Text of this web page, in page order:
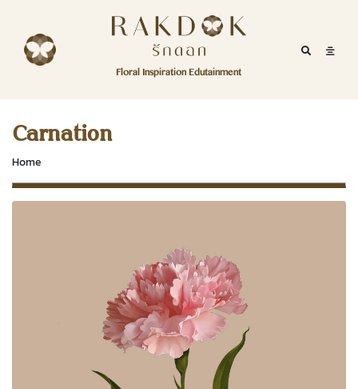
RakDok (รักดอก)
Floral Inspiration Edutainment
Mobile
RakDok
Menu
MAGAZINE
EDUTAINMENT
RAKDOK
Channel Facebook
Carnation
Home